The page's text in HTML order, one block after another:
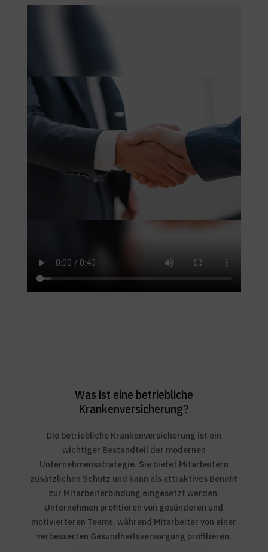
Was ist eine betriebliche
Krankenversicherung?
Die betriebliche Krankenversicherung ist ein
wichtiger Bestandteil der modernen
Unternehmensstrategie. Sie bietet Mitarbeitern
zusätzlichen Schutz und kann als attraktives Benefit
zur Mitarbeiterbindung eingesetzt werden.
Unternehmen profitieren von gesünderen und
motivierteren Teams, während Mitarbeiter von einer
verbesserten Gesundheitsversorgung profitieren.